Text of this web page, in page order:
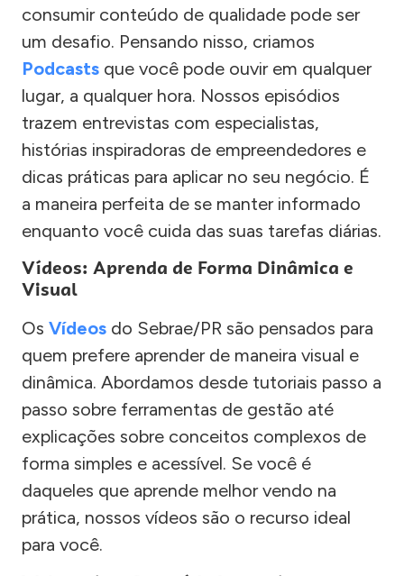
consumir conteúdo de qualidade pode ser
um desafio. Pensando nisso, criamos
Podcasts que você pode ouvir em qualquer
lugar, a qualquer hora. Nossos episódios
trazem entrevistas com especialistas,
histórias inspiradoras de empreendedores e
dicas práticas para aplicar no seu negócio. É
a maneira perfeita de se manter informado
enquanto você cuida das suas tarefas diárias.
Vídeos: Aprenda de Forma Dinâmica e
Visual
Os Vídeos do Sebrae/PR são pensados para
quem prefere aprender de maneira visual e
dinâmica. Abordamos desde tutoriais passo a
passo sobre ferramentas de gestão até
explicações sobre conceitos complexos de
forma simples e acessível. Se você é
daqueles que aprende melhor vendo na
prática, nossos vídeos são o recurso ideal
para você.